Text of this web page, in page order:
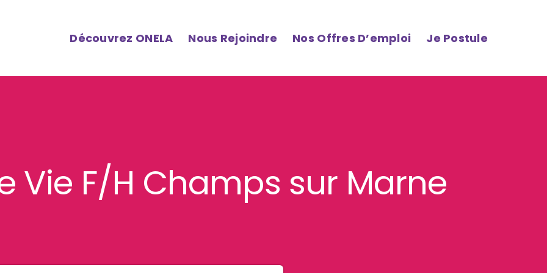
Découvrez ONELA Nous Rejoindre Nos Offres D’emploi Je Postule
Vie F/H Champs sur Marne